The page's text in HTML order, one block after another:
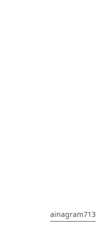
ainagram713